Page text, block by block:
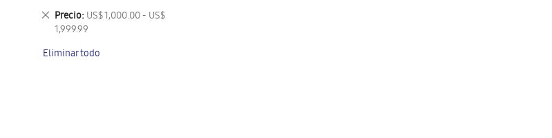
este
artículo
Precio US$ 1,000.00 - US$
1,999.99
Eliminar
este
Eliminar todo